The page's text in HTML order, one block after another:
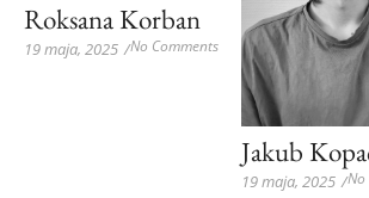
Roksana Korban
19 maja, 2025 /No Comments
Jakub
19 maja, 2025 /No